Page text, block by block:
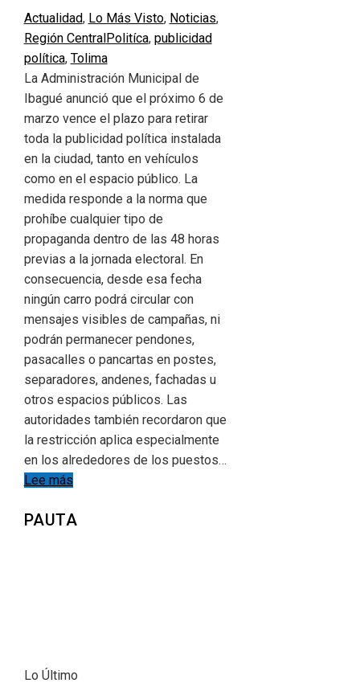
Actualidad, Lo Más Visto, Noticias,
Región Central Politíca, publicidad
política, Tolima
La Administración Municipal de
Ibagué anunció que el próximo 6 de
marzo vence el plazo para retirar
toda la publicidad política instalada
en la ciudad, tanto en vehículos
como en el espacio público. La
medida responde a la norma que
prohíbe cualquier tipo de
propaganda dentro de las 48 horas
previas a la jornada electoral. En
consecuencia, desde esa fecha
ningún carro podrá circular con
mensajes visibles de campañas, ni
podrán permanecer pendones,
pasacalles o pancartas en postes,
separadores, andenes, fachadas u
otros espacios públicos. Las
autoridades también recordaron que
la restricción aplica especialmente
en los alrededores de los puestos…
Lee más
PAUTA
Lo Último